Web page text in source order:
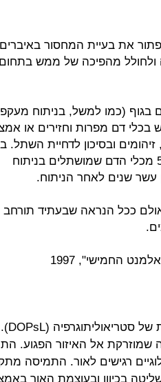
את בעיית המחסור באיברים
ולחולל מהפיכה של ממש בתחום
(כמו למשל, בניתוח
בכלי דם מפרות וחזירים או
ובסיכון לדחיית השתל.
לכלי דם מושתלים יש זמן חיים מוגבל: רק 50% מכלי הדם שמושתלים בניתוח
שנים לאחר הניתוח.
אולם ככל הנראה שבעתיד תורחב
החמישי", 1997
השיטה החדשה נקראת הקרנה אופטית דינמית של סטריאוליתוגרפיה (DOPsL).
אל האיזור הפגוע.
רגישים לאור. התמיסה
בכיוון ובעוצמת האור